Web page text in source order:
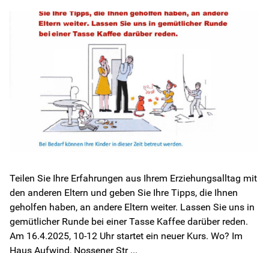
Teilen Sie Ihre Erfahrungen aus Ihrem Erziehungsalltag mit
den anderen Eltern und geben Sie Ihre Tipps, die Ihnen
geholfen haben, an andere Eltern weiter. Lassen Sie uns in
gemütlicher Runde bei einer Tasse Kaffee darüber reden.
Am 16.4.2025, 10-12 Uhr startet ein neuer Kurs. Wo? Im
Haus Aufwind, Nossener Str ...